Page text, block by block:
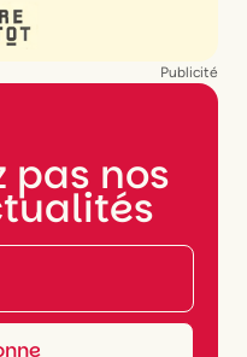
Publicité
pas nos